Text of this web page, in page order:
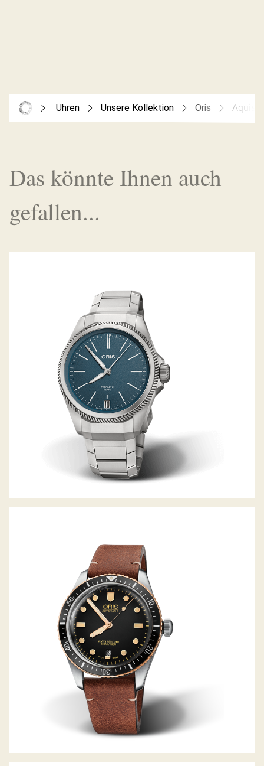
Uhren Unsere Kollektion Oris Aquis
Das könnte Ihnen auch
gefallen...
PROPILOT X CALIBRE 400
DIVERS SIXTY-FIVE